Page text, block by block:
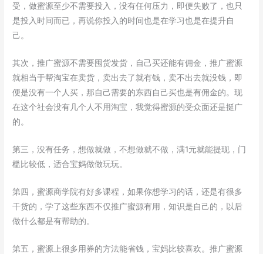
受，做蜜源至少不需要投入，没有任何压力，即便失败了，也只
是投入时间而已，再说你投入的时间也是在学习也是在提升自
己。
其次，推广蜜源不需要囤货发货，自己买还能有佣金，推广蜜源
就相当于帮淘宝在卖货，卖出去了就有钱，卖不出去就没钱，即
便是没有一个人买，那自己需要的东西自己买也是有佣金的。现
在这个社会没有几个人不用淘宝，我觉得蜜源的受众面还是挺广
的。
第三，没有任务，想做就做，不想做就不做，满1元就能提现，门
槛比较低，适合宝妈做做玩玩。
第四，蜜源商学院有好多课程，如果你想学习的话，还是有很多
干货的，学了这些东西不仅推广蜜源有用，知识是自己的，以后
做什么都是有帮助的。
第五，蜜源上很多用券的方法能省钱，宝妈比较喜欢。推广蜜源